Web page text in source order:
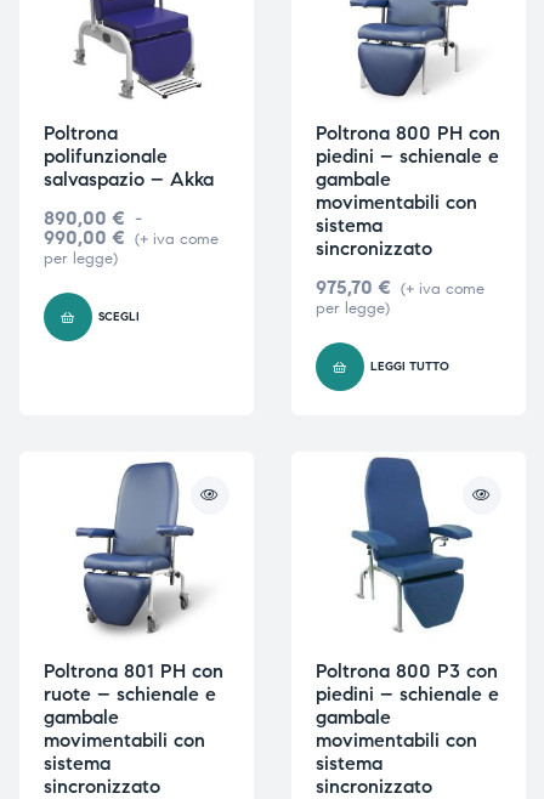
Poltrona
polifunzionale
salvaspazio – Akka
890,00 € -
990,00 € (+ iva come
per legge)
SCEGLI
Poltrona 800 PH con
piedini – schienale e
gambale
movimentabili con
sistema
sincronizzato
975,70 € (+ iva come
per legge)
LEGGI TUTTO
Poltrona 801 PH con
ruote – schienale e
gambale
movimentabili con
sistema
sincronizzato
Poltrona 800 P3 con
piedini – schienale e
gambale
movimentabili con
sistema
sincronizzato